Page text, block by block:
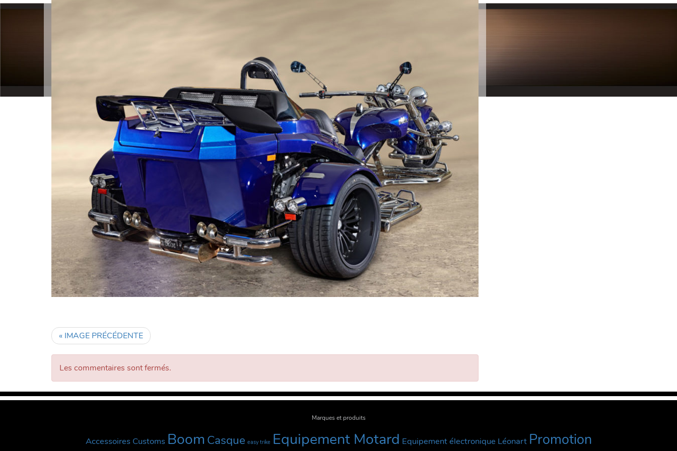
« IMAGE PRÉCÉDENTE
Les commentaires sont fermés.
Marques et produits
Accessoires Customs Boom Casque easy trike Equipement Motard Equipement électronique Léonart Promotion